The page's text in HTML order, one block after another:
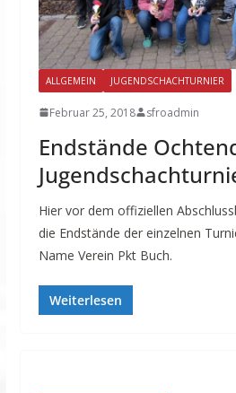
ALLGEMEIN JUGENDSCHACHTURNIER
Februar 25, 2018 sfroadmin
Endstände
Hier vor dem offiziellen
die Endstände der einzelnen
Name Verein Pkt Buch.
Weiterlesen